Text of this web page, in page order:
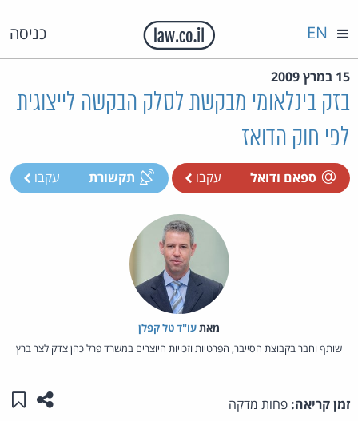
כניסה EN
15 במרץ 2009
בזק בינלאומי מבקשת לסלק הבקשה לייצוגית
לפי חוק הדואז
ספאם ודואל עקבו תקשורת עקבו
מאת‏עו"ד טל קפלן
שותף וחבר בקבוצת הסייבר, הפרטיות וזכויות היוצרים במשרד פרל כהן צדק לצר ברץ
זמן קריאה: פחות מדקה שתפו